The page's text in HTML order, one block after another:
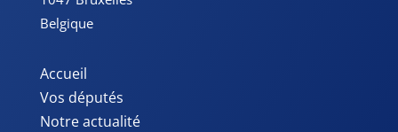
Belgique
Accueil
Vos députés
Notre actualité